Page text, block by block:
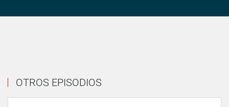
OTROS EPISODIOS